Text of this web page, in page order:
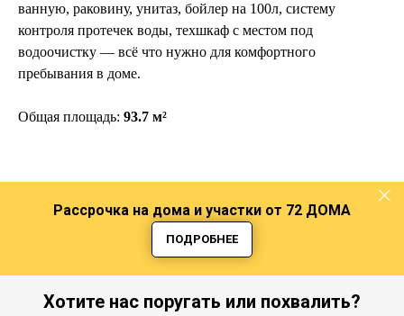
ванную, раковину, унитаз, бойлер на 100л, систему
контроля протечек воды, техшкаф с местом под
водоочистку — всё что нужно для комфортного
пребывания в доме.
Общая площадь: 93.7 м²
Рассрочка на дома и участки от 72 ДОМА
ПОДРОБНЕЕ
Хотите нас поругать или похвалить?